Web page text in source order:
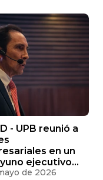
y el agua en
- UPB reunió a
en un
ejecutivo
perspectivas
de 2026